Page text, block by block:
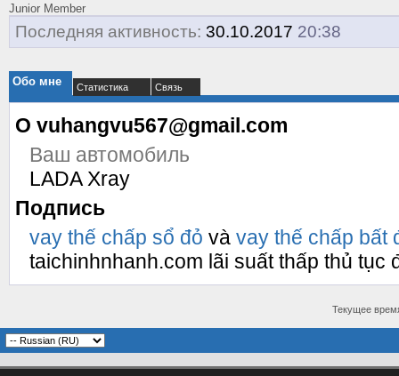
Junior Member
Последняя активность: 30.10.2017 20:38
Обо мне Статистика Связь
О vuhangvu567@gmail.com
Ваш автомобиль
LADA Xray
Подпись
vay thế chấp sổ đỏ và vay thế chấp bất
taichinhnhanh.com lãi suất thấp thủ tục
Текущее